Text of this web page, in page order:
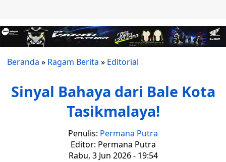
Beranda » Ragam Berita » Editorial
Sinyal Bahaya dari Bale Kota
Tasikmalaya!
Penulis: Permana Putra
Editor: Permana Putra
Rabu, 3 Jun 2026 - 19:54